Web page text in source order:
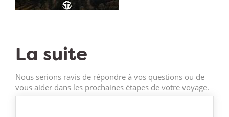
La suite
Nous serions ravis de répondre à vos questions ou de
vous aider dans les prochaines étapes de votre voyage.